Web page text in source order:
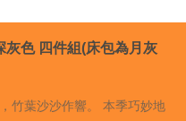
灰色 四件組(床包為月灰
竹葉沙沙作響。 本季巧妙地